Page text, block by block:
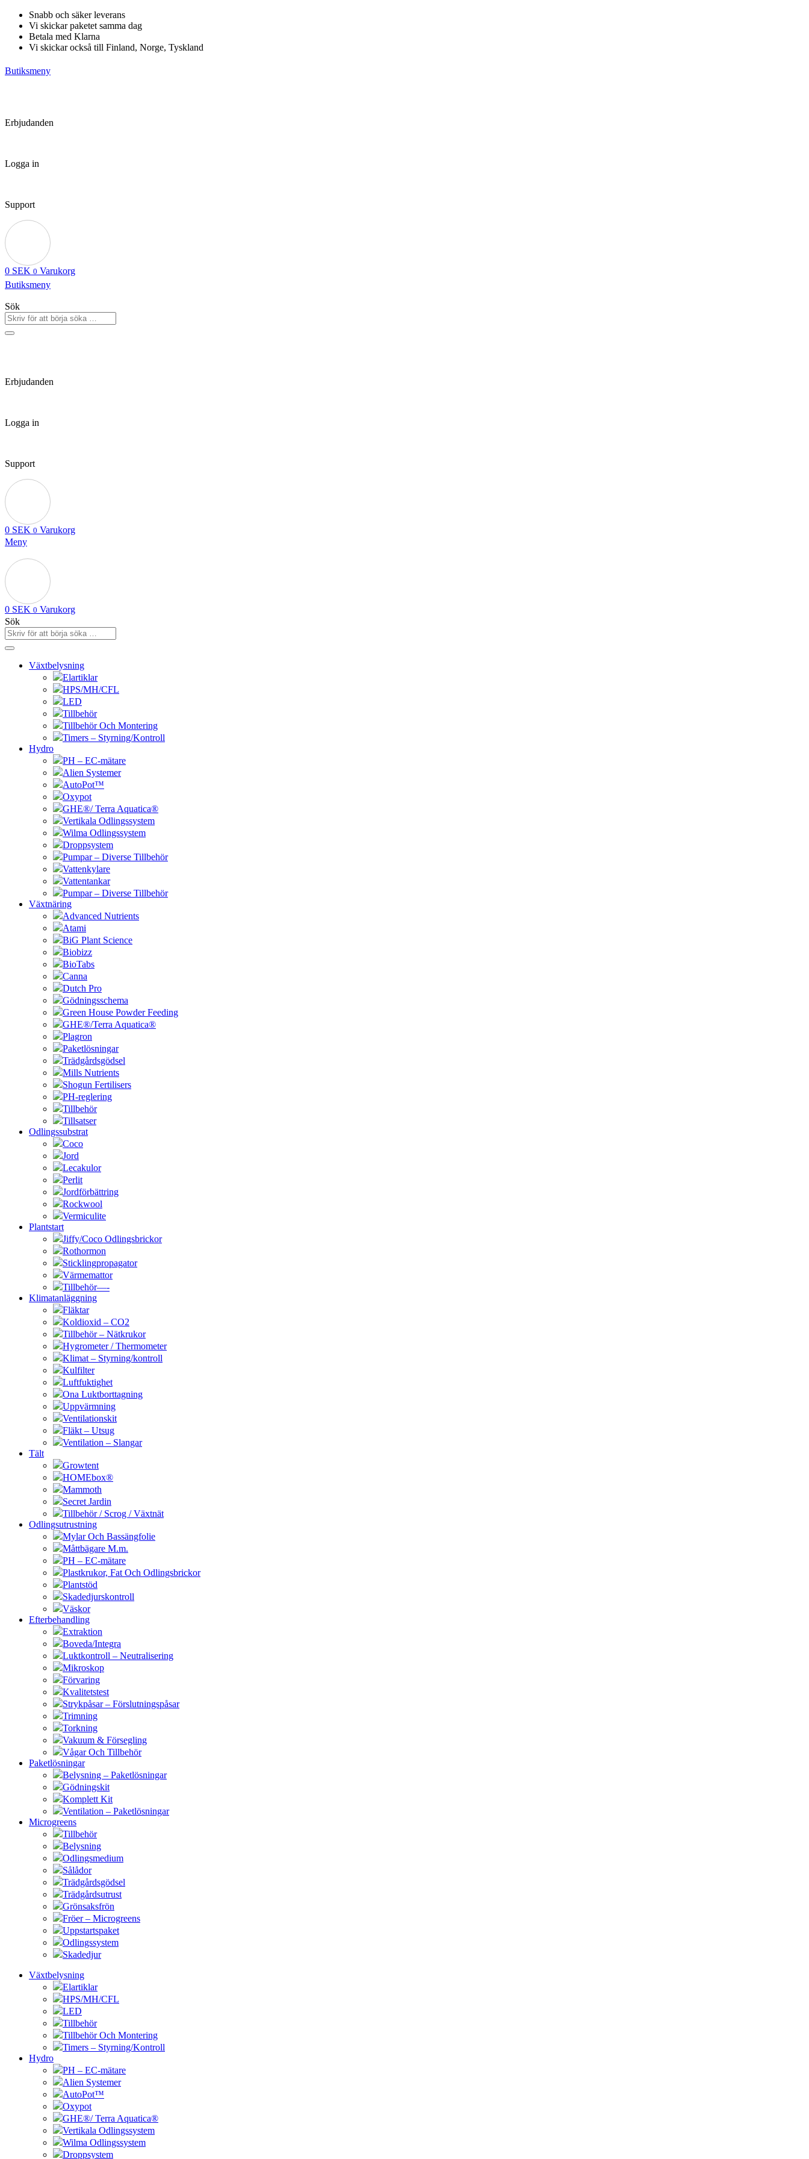
Hoppa
innehåll
Snabb och säker leverans
Vi skickar paketet samma dag
Betala med Klarna
Vi skickar också till Finland, Norge, Tyskland
Butiksmeny
Erbjudanden
Logga in
Support
0 SEK 0 Varukorg
Butiksmeny
Sök
Erbjudanden
Logga in
Support
0 SEK 0 Varukorg
Meny
0 SEK 0 Varukorg
Sök
Växtbelysning
Elartiklar
HPS/MH/CFL
LED
Tillbehör
Tillbehör Och Montering
Timers – Styrning/Kontroll
Hydro
PH – EC-mätare
Alien Systemer
AutoPot™
Oxypot
GHE®/ Terra Aquatica®
Vertikala Odlingssystem
Wilma Odlingssystem
Droppsystem
Pumpar – Diverse Tillbehör
Vattenkylare
Vattentankar
Pumpar – Diverse Tillbehör
Växtnäring
Advanced Nutrients
Atami
BiG Plant Science
Biobizz
BioTabs
Canna
Dutch Pro
Gödningsschema
Green House Powder Feeding
GHE®/Terra Aquatica®
Plagron
Paketlösningar
Trädgårdsgödsel
Mills Nutrients
Shogun Fertilisers
PH-reglering
Tillbehör
Tillsatser
Odlingssubstrat
Coco
Jord
Lecakulor
Perlit
Jordförbättring
Rockwool
Vermiculite
Plantstart
Jiffy/Coco Odlingsbrickor
Rothormon
Sticklingpropagator
Värmemattor
Tillbehör—-
Klimatanläggning
Fläktar
Koldioxid – CO2
Tillbehör – Nätkrukor
Hygrometer / Thermometer
Klimat – Styrning/kontroll
Kulfilter
Luftfuktighet
Ona Luktborttagning
Uppvärmning
Ventilationskit
Fläkt – Utsug
Ventilation – Slangar
Tält
Growtent
HOMEbox®
Mammoth
Secret Jardin
Tillbehör / Scrog / Växtnät
Odlingsutrustning
Mylar Och Bassängfolie
Måttbägare M.m.
PH – EC-mätare
Plastkrukor, Fat Och Odlingsbrickor
Plantstöd
Skadedjurskontroll
Väskor
Efterbehandling
Extraktion
Boveda/Integra
Luktkontroll – Neutralisering
Mikroskop
Förvaring
Kvalitetstest
Strykpåsar – Förslutningspåsar
Trimning
Torkning
Vakuum & Försegling
Vågar Och Tillbehör
Paketlösningar
Belysning – Paketlösningar
Gödningskit
Komplett Kit
Ventilation – Paketlösningar
Microgreens
Tillbehör
Belysning
Odlingsmedium
Sålådor
Trädgårdsgödsel
Trädgårdsutrust
Grönsaksfrön
Fröer – Microgreens
Uppstartspaket
Odlingssystem
Skadedjur
Växtbelysning
Elartiklar
HPS/MH/CFL
LED
Tillbehör
Tillbehör Och Montering
Timers – Styrning/Kontroll
Hydro
PH – EC-mätare
Alien Systemer
AutoPot™
Oxypot
GHE®/ Terra Aquatica®
Vertikala Odlingssystem
Wilma Odlingssystem
Droppsystem